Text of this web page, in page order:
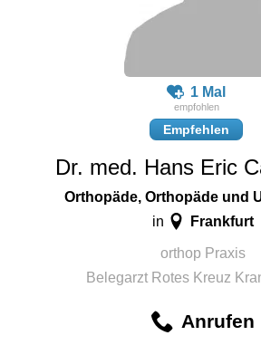
1 Mal
Empfehlen
Dr. med. Hans Eric
Orthopäde, Orthopäde und
in Frankfurt
orthop Praxis
Belegarzt Rotes Kreuz
Anrufen